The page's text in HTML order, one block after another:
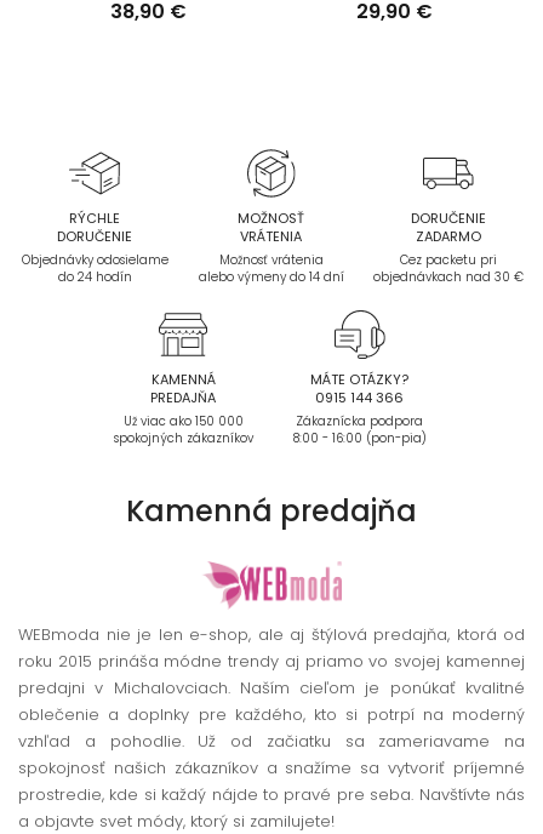
38,90 € 29,90 €
RÝCHLE
DORUČENIE
Objednávky odosielame
do 24 hodín
MOŽNOSŤ
VRÁTENIA
Možnosť vrátenia
alebo výmeny do 14 dní
DORUČENIE
ZADARMO
Cez packetu pri
objednávkach nad 30 €
KAMENNÁ
PREDAJŇA
Už viac ako 150 000
spokojných zákazníkov
MÁTE OTÁZKY?
0915 144 366
Zákaznícka podpora
8:00 - 16:00 (pon-pia)
Kamenná predajňa
WEBmoda nie je len e-shop, ale aj štýlová predajňa, ktorá od
roku 2015 prináša módne trendy aj priamo vo svojej kamennej
predajni v Michalovciach. Naším cieľom je ponúkať kvalitné
oblečenie a doplnky pre každého, kto si potrpí na moderný
vzhľad a pohodlie. Už od začiatku sa zameriavame na
spokojnosť našich zákazníkov a snažíme sa vytvoriť príjemné
prostredie, kde si každý nájde to pravé pre seba. Navštívte nás
a objavte svet módy, ktorý si zamilujete!